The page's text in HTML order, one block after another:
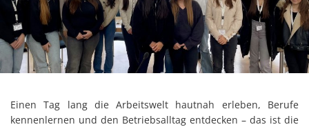
Einen Tag lang die Arbeitswelt hautnah erleben, Berufe
kennenlernen und den Betriebsalltag entdecken – das ist die